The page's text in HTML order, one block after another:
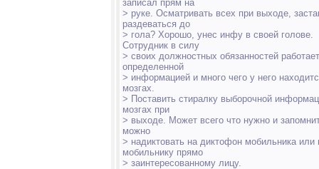
записал прям на
> руке. Осматривать всех при выходе,
раздеваться до
> гола? Хорошо, унес инфу в своей голове.
Сотрудник в силу
> своих должностных обязанностей
определенной
> информацией и много чего у него
мозгах.
> Поставить стиралку выборочной
мозгах при
> выходе. Может всего что нужно и
можно
> надиктовать на диктофон мобильника или
мобильнику прямо
> заинтересованному лицу.